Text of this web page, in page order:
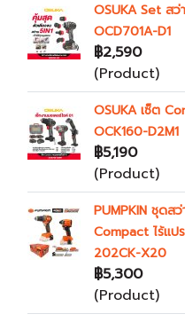
OSUKA Set สว่
OCD701A-D1
฿2,590
(Product)
OSUKA เซ็ต
OCK160-D2M1
฿5,190
(Product)
PUMPKIN ชุดส
Compact ไร้แป
202CK-X20
฿5,300
(Product)